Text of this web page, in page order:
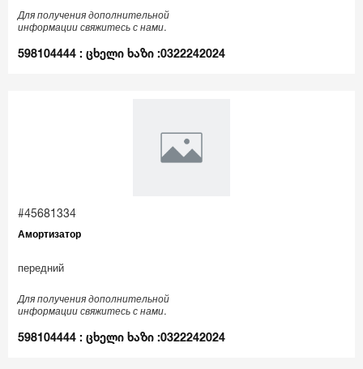
Для получения дополнительной
информации свяжитесь с нами.
598104444 : ცხელი ხაზი :0322242024
#45681334
Амортизатор
передний
Для получения дополнительной
информации свяжитесь с нами.
598104444 : ცხელი ხაზი :0322242024